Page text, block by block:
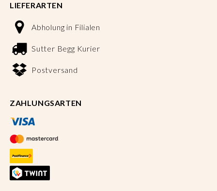
LIEFERARTEN
Abholung in Filialen
Sutter Begg Kurier
Postversand
ZAHLUNGSARTEN